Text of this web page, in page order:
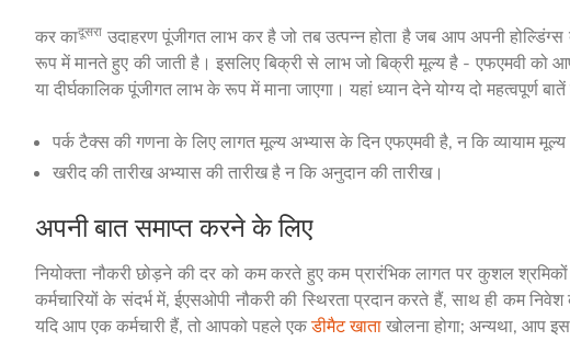
कर कादूसरा उदाहरण पूंजीगत लाभ कर है जो तब उत्पन्न होता है जब आप अपनी
रूप में मानते हुए की जाती है। इसलिए बिक्री से लाभ जो बिक्री मूल्य है - एफएमवी को
या दीर्घकालिक पूंजीगत लाभ के रूप में माना जाएगा। यहां ध्यान देने योग्य दो महत्वपूर्ण
पर्क टैक्स की गणना के लिए लागत मूल्य अभ्यास के दिन एफएमवी है, न कि व्यायाम
खरीद की तारीख अभ्यास की तारीख है न कि अनुदान की तारीख।
अपनी बात समाप्त करने के लिए
नियोक्ता नौकरी छोड़ने की दर को कम करते हुए कम प्रारंभिक लागत पर कुशल
कर्मचारियों के संदर्भ में, ईएसओपी नौकरी की स्थिरता प्रदान करते हैं, साथ ही कम
यदि आप एक कर्मचारी हैं, तो आपको पहले एकडीमैट खाता खोलना होगा; अन्यथा, आप